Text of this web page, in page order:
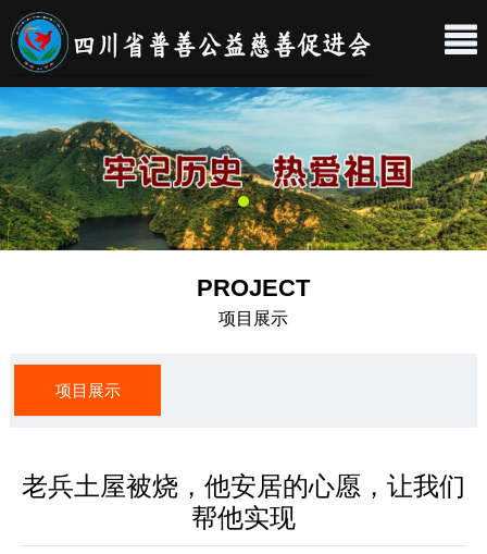
PROJECT
项目展示
项目展示
老兵土屋被烧，他安居的心愿，让我们
帮他实现